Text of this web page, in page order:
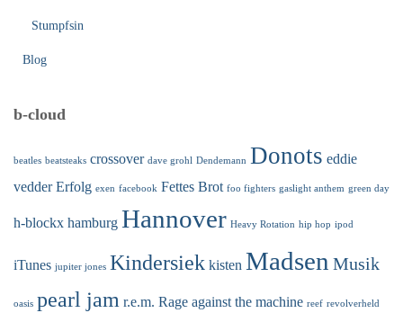
Stumpfsin
Blog
b-cloud
beatles beatsteaks crossover dave grohl Dendemann Donots eddie
vedder Erfolg exen facebook Fettes Brot foo fighters gaslight anthem green day
h-blockx hamburg Hannover Heavy Rotation hip hop ipod
iTunes jupiter jones Kindersiek kisten Madsen Musik
oasis pearl jam r.e.m. Rage against the machine reef revolverheld